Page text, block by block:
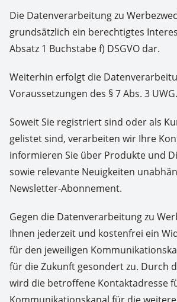
Die Datenverarbeitung zu
grundsätzlich ein berechtigtes
Absatz 1 Buchstabe f) DSGVO dar.
Weiterhin erfolgt die
Voraussetzungen des § 7 Abs. 3 UWG.
Soweit Sie registriert sind oder als
gelistet sind, verarbeiten wir Ihre
informieren Sie über Produkte und
sowie relevante Neuigkeiten
Newsletter-Abonnement.
Gegen die Datenverarbeitung zu
Ihnen jederzeit und kostenfrei ein
für den jeweiligen
für die Zukunft gesondert zu. Durch
wird die betroffene Kontaktadresse